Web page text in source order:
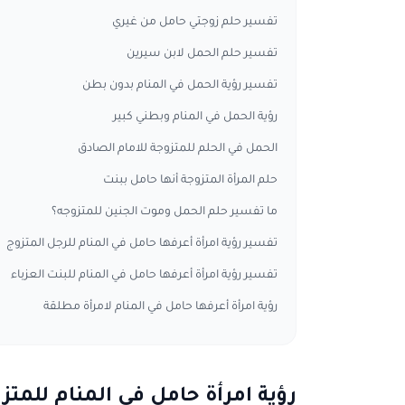
تفسير حلم زوجتي حامل من غيري
تفسير حلم الحمل لابن سيرين
تفسير رؤية الحمل في المنام بدون بطن
رؤية الحمل في المنام وبطني كبير
الحمل في الحلم للمتزوجة للامام الصادق
حلم المرأة المتزوجة أنها حامل ببنت
ما تفسير حلم الحمل وموت الجنين للمتزوجه؟
تفسير رؤية امرأة أعرفها حامل في المنام للرجل المتزوج
تفسير رؤية امرأة أعرفها حامل في المنام للبنت العزباء
رؤية امرأة أعرفها حامل في المنام لامرأة مطلقة
رؤية امرأة حامل في المنام